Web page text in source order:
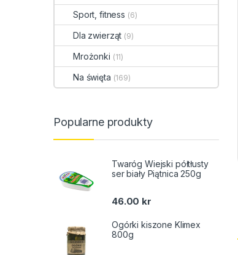
Sport, fitness (6)
Dla zwierząt (9)
Mrożonki (11)
Na święta (169)
Popularne produkty
Twaróg Wiejski półtłusty
ser biały Piątnica 250g
46.00 kr
Ogórki kiszone Klimex
800g